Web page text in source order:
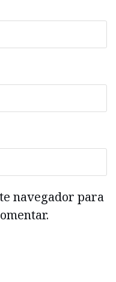
navegador para